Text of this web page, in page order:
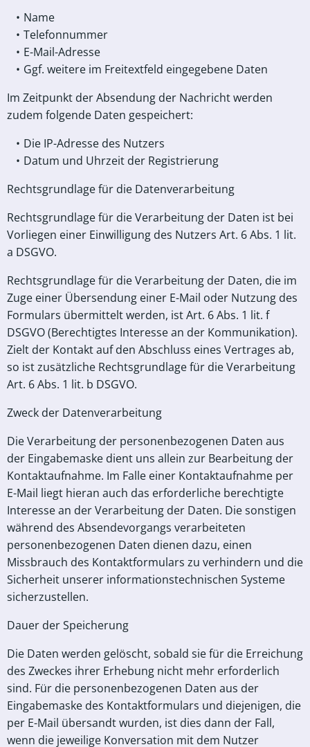
Name
Telefonnummer
E-Mail-Adresse
Ggf. weitere im Freitextfeld eingegebene Daten
Im Zeitpunkt der Absendung der Nachricht werden
zudem folgende Daten gespeichert:
Die IP-Adresse des Nutzers
Datum und Uhrzeit der Registrierung
Rechtsgrundlage für die Datenverarbeitung
Rechtsgrundlage für die Verarbeitung der Daten ist bei
Vorliegen einer Einwilligung des Nutzers Art. 6 Abs. 1 lit.
a DSGVO.
Rechtsgrundlage für die Verarbeitung der Daten, die im
Zuge einer Übersendung einer E-Mail oder Nutzung des
Formulars übermittelt werden, ist Art. 6 Abs. 1 lit. f
DSGVO (Berechtigtes Interesse an der Kommunikation).
Zielt der Kontakt auf den Abschluss eines Vertrages ab,
so ist zusätzliche Rechtsgrundlage für die Verarbeitung
Art. 6 Abs. 1 lit. b DSGVO.
Zweck der Datenverarbeitung
Die Verarbeitung der personenbezogenen Daten aus
der Eingabemaske dient uns allein zur Bearbeitung der
Kontaktaufnahme. Im Falle einer Kontaktaufnahme per
E-Mail liegt hieran auch das erforderliche berechtigte
Interesse an der Verarbeitung der Daten. Die sonstigen
während des Absendevorgangs verarbeiteten
personenbezogenen Daten dienen dazu, einen
Missbrauch des Kontaktformulars zu verhindern und die
Sicherheit unserer informationstechnischen Systeme
sicherzustellen.
Dauer der Speicherung
Die Daten werden gelöscht, sobald sie für die Erreichung
des Zweckes ihrer Erhebung nicht mehr erforderlich
sind. Für die personenbezogenen Daten aus der
Eingabemaske des Kontaktformulars und diejenigen, die
per E-Mail übersandt wurden, ist dies dann der Fall,
wenn die jeweilige Konversation mit dem Nutzer